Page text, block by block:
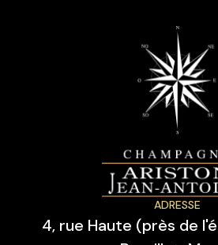
ADRESSE
4, rue Haute (près de